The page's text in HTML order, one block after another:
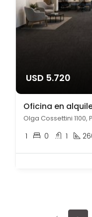
USD 5.720
Oficina en
Olga Cossettini
1 0 1